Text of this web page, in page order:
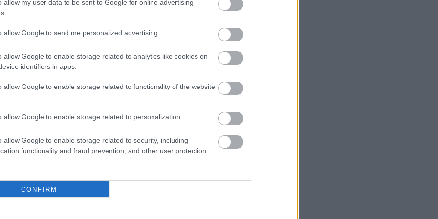
allow my user data to be sent to Google for online advertising
allow Google to send me personalized advertising.
allow Google to enable storage related to analytics like cookies on
identifiers in apps.
allow Google to enable storage related to functionality of the website
allow Google to enable storage related to personalization.
allow Google to enable storage related to security, including
functionality and fraud prevention, and other user protection.
CONFIRM
Η Αντιγόνη Κουλουκάκου μιλά στο ΚΛΙΚ για τη ζωή μετά τη
μητρότητα
άνθρωπος, αλλά έχω υπάρξει κακοποιητικός»
Οι Ευρωπαίοι «αγοράζουν Ελλάδα»!